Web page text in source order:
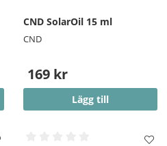
CND SolarOil 15 ml
CND
169 kr
Lägg till